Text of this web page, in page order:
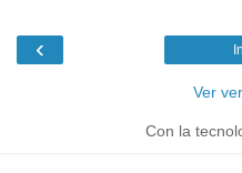
‹
Ver
Con la